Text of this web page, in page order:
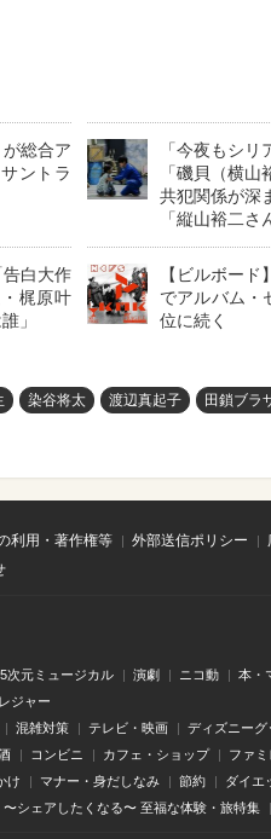
が総合ア
ントラ
「今夜もシリ
「磯貝（横
共犯関係が深
「縦山裕二さ
告白大作
梶原叶
」
【ビルボー
でアルバム・
位に続く
染谷将太 渡辺真起子 田鎖ブラ
利用・著作権等 外部送信ポリシー
次元ミュージカル 演劇 ニコ動 本・
ジャー
混雑対策 テレビ・映画 ディズニーグ
コンビニ カフェ・ショップ ファミ
け マナー・身だしなみ 節約 ダイエ
〜シェアしたくなる〜 至福な体験・旅特集